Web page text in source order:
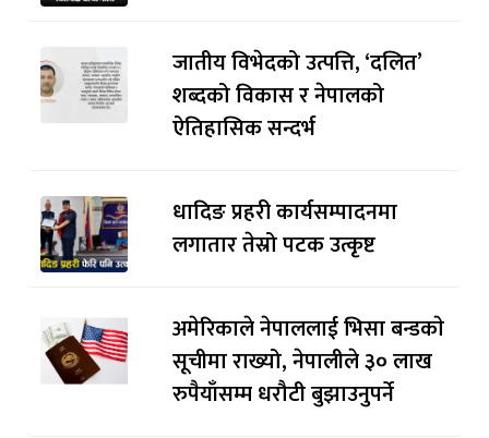
जातीय विभेदको उत्पत्ति, ‘दलित’
शब्दको विकास र नेपालको
ऐतिहासिक सन्दर्भ
धादिङ प्रहरी कार्यसम्पादनमा
लगातार तेस्रो पटक उत्कृष्ट
अमेरिकाले नेपाललाई भिसा बन्डकाे
सूचीमा राख्यो, नेपालीले ३० लाख
रुपैयाँसम्म धरौटी बुझाउनुपर्ने